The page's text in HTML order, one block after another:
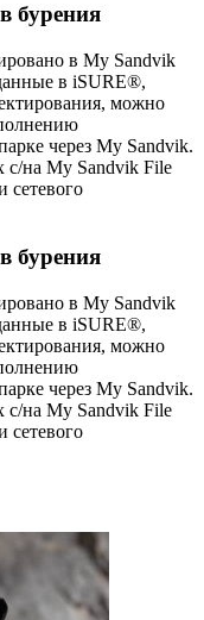
бурения
в My Sandvik
в iSURE®,
можно
через My Sandvik.
с/на My Sandvik File
сетевого
бурения
в My Sandvik
в iSURE®,
можно
через My Sandvik.
с/на My Sandvik File
сетевого